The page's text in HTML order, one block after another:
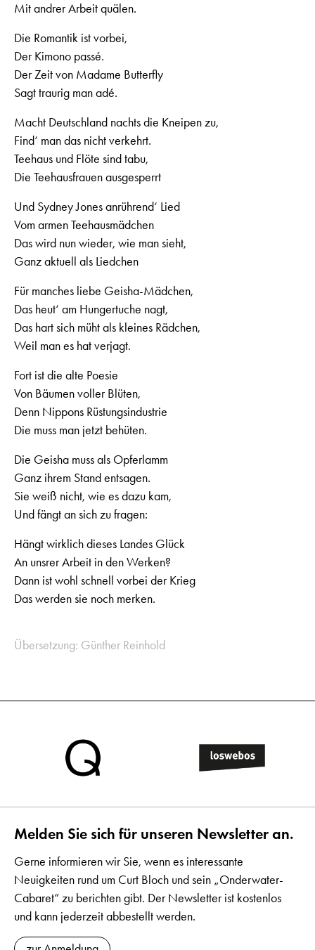
Mit andrer Arbeit quälen.
Die Romantik ist vorbei,
Der Kimono passé.
Der Zeit von Madame Butterfly
Sagt traurig man adé.
Macht Deutschland nachts die Kneipen zu,
Find‘ man das nicht verkehrt.
Teehaus und Flöte sind tabu,
Die Teehausfrauen ausgesperrt
Und Sydney Jones anrührend‘ Lied
Vom armen Teehausmädchen
Das wird nun wieder, wie man sieht,
Ganz aktuell als Liedchen
Für manches liebe Geisha-Mädchen,
Das heut‘ am Hungertuche nagt,
Das hart sich müht als kleines Rädchen,
Weil man es hat verjagt.
Fort ist die alte Poesie
Von Bäumen voller Blüten,
Denn Nippons Rüstungsindustrie
Die muss man jetzt behüten.
Die Geisha muss als Opferlamm
Ganz ihrem Stand entsagen.
Sie weiß nicht, wie es dazu kam,
Und fängt an sich zu fragen:
Hängt wirklich dieses Landes Glück
An unsrer Arbeit in den Werken?
Dann ist wohl schnell vorbei der Krieg
Das werden sie noch merken.
Übersetzung: Günther Reinhold
Melden Sie sich für unseren Newsletter an.
Gerne informieren wir Sie, wenn es interessante
Neuigkeiten rund um Curt Bloch und sein „Onderwater-
Cabaret“ zu berichten gibt. Der Newsletter ist kostenlos
und kann jederzeit abbestellt werden.